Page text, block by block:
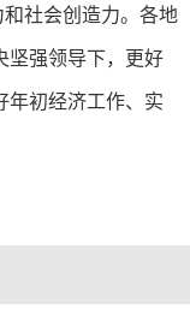
社会创造力。各地
坚强领导下，更好
年初经济工作、实